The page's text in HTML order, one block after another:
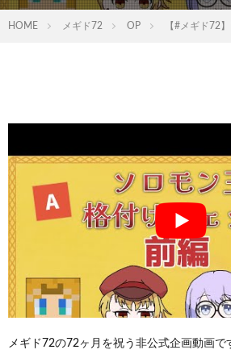
HOME メギド72 OP 【#メギド72
メギド72の72ヶ月を祝う非公式企画動画で